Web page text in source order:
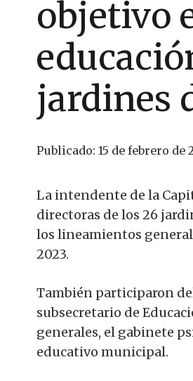
objetivo
jardines
Publicado: 15 de febrero de
La intendente de la
directoras de los 26
los lineamientos
2023.
También participaron
subsecretario de
generales, el gabinete
educativo municipal.